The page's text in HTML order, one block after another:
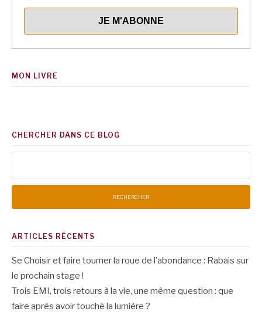
MON LIVRE
CHERCHER DANS CE BLOG
ARTICLES RÉCENTS
Se Choisir et faire tourner la roue de l’abondance : Rabais sur
le prochain stage !
Trois EMI, trois retours à la vie, une même question : que
faire après avoir touché la lumière ?